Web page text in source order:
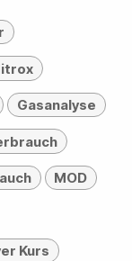
Gasanalyse
MOD
Kurs